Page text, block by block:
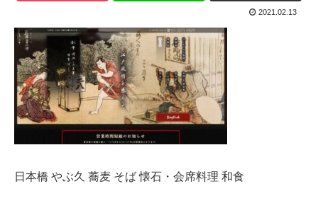
2021.02.13
日本橋 やぶ久 蕎麦 そば 懐石・会席料理 和食